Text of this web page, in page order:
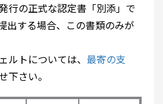
行の正式な認定書「別添」で
出する場合、この書類のみが
ルトについては、 最寄の支
下さい。